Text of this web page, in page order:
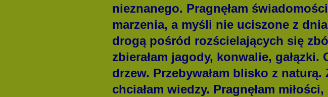
nieznanego. Pragnęłam
marzenia, a myśli nie uciszone z
drogą pośród rozścielających się
zbierałam jagody, konwalie,
drzew. Przebywałam blisko z
chciałam wiedzy. Pragnęłam